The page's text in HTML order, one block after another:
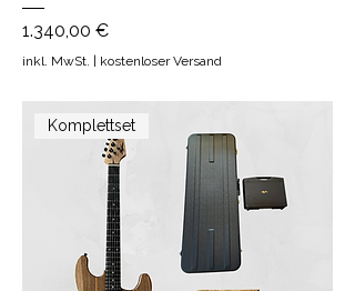
Preis
1.340,00 €
inkl. MwSt. kostenloser Versand
Komplettset